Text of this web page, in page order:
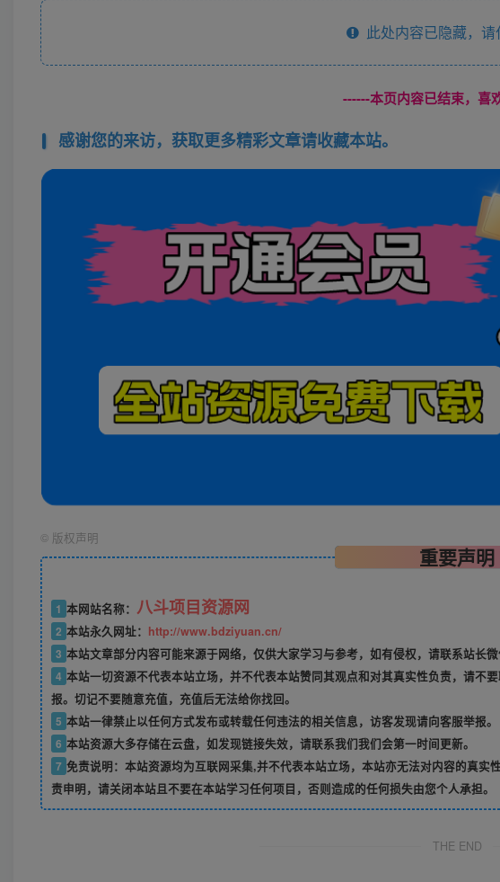
此处内容已隐藏，
------本页内容已结束，喜
感谢您的来访，获取更多精彩文章请收藏本站。
© 版权声明
重要声明
1 本网站名称： 八斗项目资源网
2 本站永久网址： http://www.bdziyuan.cn/
3 本站文章部分内容可能来源于网络，仅供大家学习与参考，如有侵权，请联系站长
4 本站一切资源不代表本站立场，并不代表本站赞同其观点和对其真实性负责，请不
报。切记不要随意充值，充值后无法给你找回。
5 本站一律禁止以任何方式发布或转载任何违法的相关信息，访客发现请向客服举报。
6 本站资源大多存储在云盘，如发现链接失效，请联系我们我们会第一时间更新。
7 免责说明：本站资源均为互联网采集,并不代表本站立场，本站亦无法对内容的真
责申明，请关闭本站且不要在本站学习任何项目，否则造成的任何损失由您个人承担。
THE END